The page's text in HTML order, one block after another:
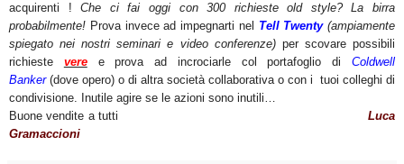
acquirenti !Che ci fai oggi con 300 richieste old style? La birra
probabilmente! Prova invece ad impegnarti nel Tell Twenty (ampiamente
spiegato nei nostri seminari e video conferenze) per scovare possibili
richieste vere e prova ad incrociarle col portafoglio diColdwell
Banker (dove opero) o di altra società collaborativa o con i tuoi colleghi di
condivisione. Inutile agire se le azioni sono inutili…
Buone vendite a tutti
Luca
Gramaccioni